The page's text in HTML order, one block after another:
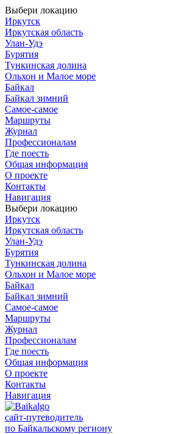
Выбери локацию
Иркутск
Иркутская область
Улан-Удэ
Бурятия
Тункинская долина
Ольхон и Малое море
Байкал
Байкал зимний
Самое-самое
Маршруты
Журнал
Профессионалам
Где поесть
Общая информация
О проекте
Контакты
Навигация
Выбери локацию
Иркутск
Иркутская область
Улан-Удэ
Бурятия
Тункинская долина
Ольхон и Малое море
Байкал
Байкал зимний
Самое-самое
Маршруты
Журнал
Профессионалам
Где поесть
Общая информация
О проекте
Контакты
Навигация
сайт-путеводитель
по Байкальскому региону